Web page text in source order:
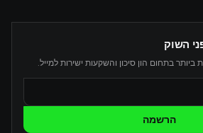
השוק
בתחום הון סיכון והשקעות ישירות למייל.
הרשמה